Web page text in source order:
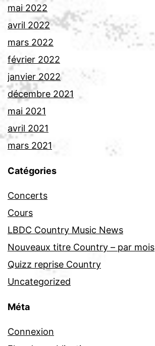
mai 2022
avril 2022
mars 2022
février 2022
janvier 2022
décembre 2021
mai 2021
avril 2021
mars 2021
Catégories
Concerts
Cours
LBDC Country Music News
Nouveaux titre Country – par mois
Quizz reprise Country
Uncategorized
Méta
Connexion